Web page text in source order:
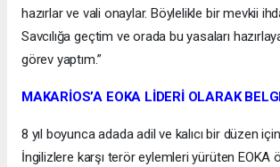
hazırlar ve vali onaylar. Böylelikle bir mevkii
Savcılığa geçtim ve orada bu yasaları
görev yaptım.”
MAKARİOS’A EOKA LİDERİ OLARAK
8 yıl boyunca adada adil ve kalıcı bir düzen
İngilizlere karşı terör eylemleri yürüten EOKA